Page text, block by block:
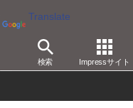
Translate
検索 Impressサイト